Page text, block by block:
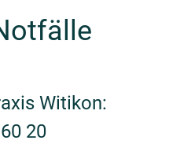
Witikon:
20